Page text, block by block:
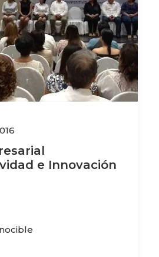
e Innovación